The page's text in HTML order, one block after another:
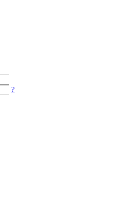
?